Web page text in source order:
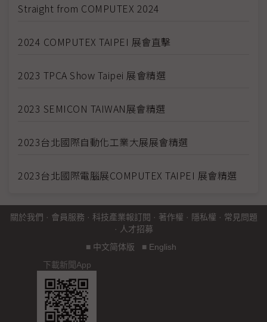
Straight from COMPUTEX 2024
2024 COMPUTEX TAIPEI 展會直擊
2023 TPCA Show Taipei 展會精選
2023 SEMICON TAIWAN展會精選
2023台北國際自動化工業大展展會精選
2023台北國際電腦展COMPUTEX TAIPEI 展會精選
關於我們 · 會員服務 · 科技產業報訂閱 · 著作權 · 隱私權 · 常見問題
· 人才招募
■ 中文简体版 ■ English
下載新聞App